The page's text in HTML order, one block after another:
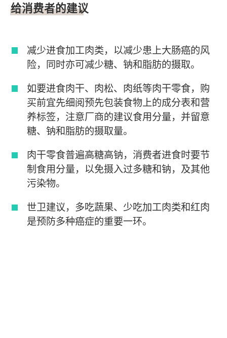
给消费者的建议
减少进食加工肉类，以减少患上大肠癌的风
险，同时亦可减少糖、钠和脂肪的摄取。
如要进食肉干、肉松、肉纸等肉干零食，购
买前宜先细阅预先包装食物上的成分表和营
养标签，注意厂商的建议食用分量，并留意
糖、钠和脂肪的摄取量。
肉干零食普遍高糖高钠，消费者进食时要节
制食用分量，以免摄入过多糖和钠，及其他
污染物。
世卫建议，多吃蔬果、少吃加工肉类和红肉
是预防多种癌症的重要一环。